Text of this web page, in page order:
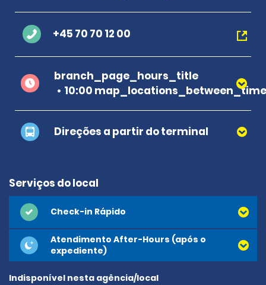
+45 70 70 12 00
branch_page_hours_title
10:00 map_locations_between_time
Direções a partir do terminal
Serviços do local
Check-in Rápido
Atendimento After-Hours (após o
expediente)
Indisponível nesta agência/local